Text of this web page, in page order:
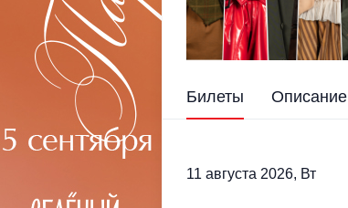
Билеты Описание
11 августа 2026, Вт